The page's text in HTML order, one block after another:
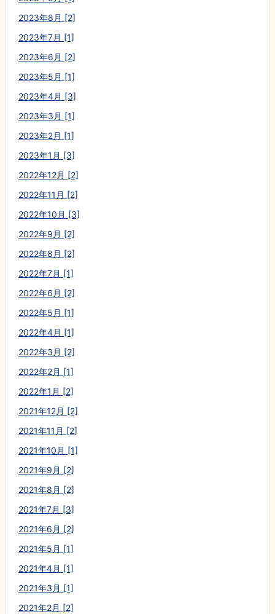
2023年8月 [2]
2023年7月 [1]
2023年6月 [2]
2023年5月 [1]
2023年4月 [3]
2023年3月 [1]
2023年2月 [1]
2023年1月 [3]
2022年12月 [2]
2022年11月 [2]
2022年10月 [3]
2022年9月 [2]
2022年8月 [2]
2022年7月 [1]
2022年6月 [2]
2022年5月 [1]
2022年4月 [1]
2022年3月 [2]
2022年2月 [1]
2022年1月 [2]
2021年12月 [2]
2021年11月 [2]
2021年10月 [1]
2021年9月 [2]
2021年8月 [2]
2021年7月 [3]
2021年6月 [2]
2021年5月 [1]
2021年4月 [1]
2021年3月 [1]
2021年2月 [2]